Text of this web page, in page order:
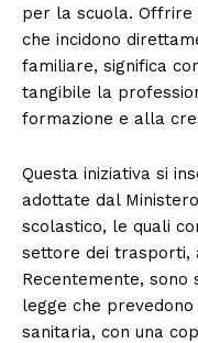
per la scuola. Offrire
che incidono
familiare, significa
tangibile la
formazione e alla
Questa iniziativa si
adottate dal
scolastico, le quali
settore dei trasporti,
Recentemente,
legge che prevedono
sanitaria, con una